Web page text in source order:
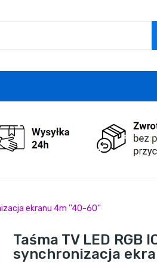
ekranu 4m ''40-60''
Taśma TV LED
synchronizacja